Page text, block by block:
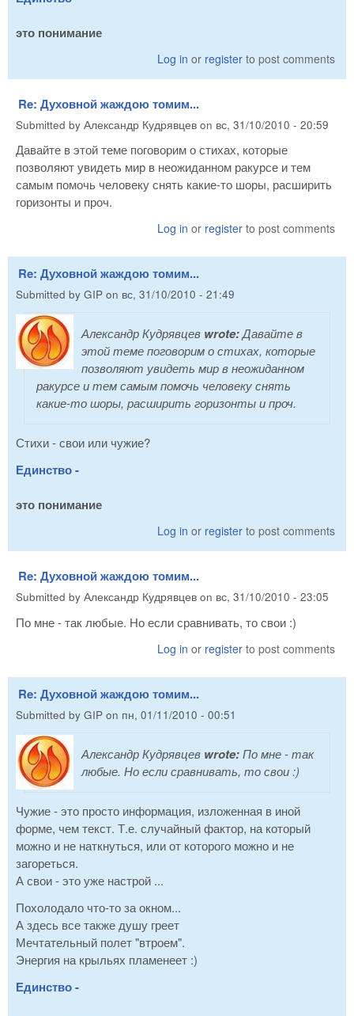
это понимание
Log in or register to post comments
Re: Духовной жаждою томим...
Submitted by Александр Кудрявцев on вс, 31/10/2010 - 20:59
Давайте в этой теме поговорим о стихах, которые
позволяют увидеть мир в неожиданном ракурсе и тем
самым помочь человеку снять какие-то шоры, расширить
горизонты и проч.
Log in or register to post comments
Re: Духовной жаждою томим...
Submitted by GIP on вс, 31/10/2010 - 21:49
Александр Кудрявцев wrote:Давайте в
этой теме поговорим о стихах, которые
позволяют увидеть мир в неожиданном
ракурсе и тем самым помочь человеку снять
какие-то шоры, расширить горизонты и проч.
Стихи - свои или чужие?
Единство -
это понимание
Log in or register to post comments
Re: Духовной жаждою томим...
Submitted by Александр Кудрявцев on вс, 31/10/2010 - 23:05
По мне - так любые. Но если сравнивать, то свои :)
Log in or register to post comments
Re: Духовной жаждою томим...
Submitted by GIP on пн, 01/11/2010 - 00:51
Александр Кудрявцев wrote:По мне - так
любые. Но если сравнивать, то свои :)
Чужие - это просто информация, изложенная в иной
форме, чем текст. Т.е. случайный фактор, на который
можно и не наткнуться, или от которого можно и не
загореться.
А свои - это уже настрой ...
Похолодало что-то за окном...
А здесь все также душу греет
Мечтательный полет "втроем".
Энергия на крыльях пламенеет :)
Единство -